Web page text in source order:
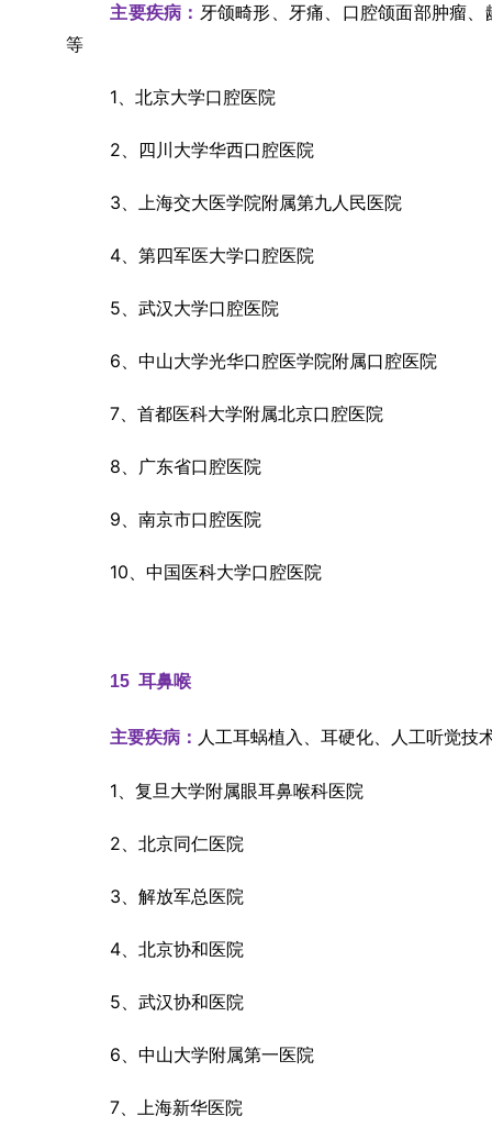
主要疾病： 牙颌畸形、牙痛、口腔颌面部肿瘤
等
1、北京大学口腔医院
2、四川大学华西口腔医院
3、上海交大医学院附属第九人民医院
4、第四军医大学口腔医院
5、武汉大学口腔医院
6、中山大学光华口腔医学院附属口腔医院
7、首都医科大学附属北京口腔医院
8、广东省口腔医院
9、南京市口腔医院
10、中国医科大学口腔医院
15 耳鼻喉
主要疾病： 人工耳蜗植入、耳硬化、人工听觉技
1、复旦大学附属眼耳鼻喉科医院
2、北京同仁医院
3、解放军总医院
4、北京协和医院
5、武汉协和医院
6、中山大学附属第一医院
7、上海新华医院